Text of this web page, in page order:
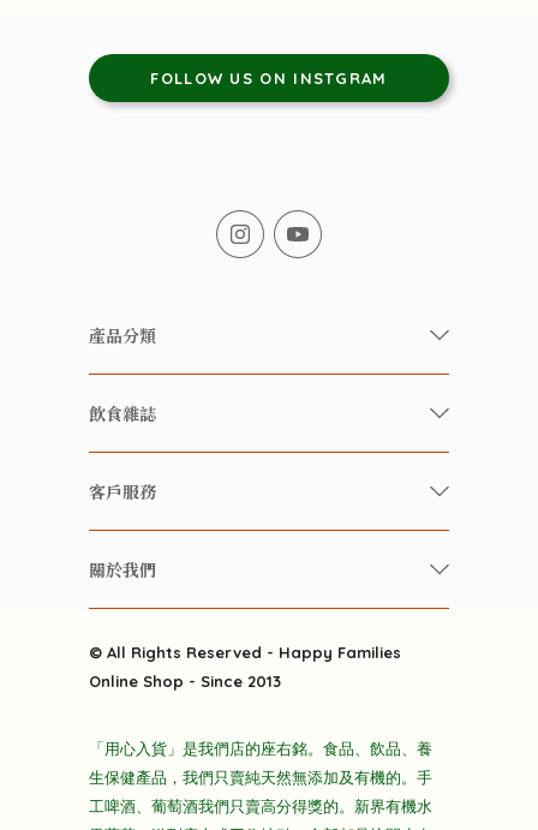
FOLLOW US ON INSTGRAM
產品分類
有機/無農藥新鮮蔬果
有機 / 無添加飲品
養生保健好東西
酒類
雜貨部
折上折大特價
主頁
飲食雜誌
快樂家庭 飲食雜誌
雲南搜食記
粒粒皆辛苦
快樂電視台
客戶服務
常見問題
關於我們
送貨
隱私政策
© All Rights Reserved - Happy Families
Online Shop - Since 2013
「用心入貨」是我們店的座右銘。食品、飲品、養
生保健產品，我們只賣純天然無添加及有機的。手
工啤酒、葡萄酒我們只賣高分得獎的。新界有機水